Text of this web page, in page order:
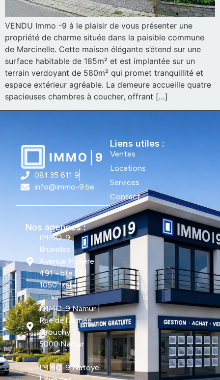
VENDU Immo -9 à le plaisir de vous présenter une
propriété de charme située dans la paisible commune
de Marcinelle. Cette maison élégante s’étend sur une
surface habitable de 185m² et est implantée sur un
terrain verdoyant de 580m² qui promet tranquillité et
espace extérieur agréable. La demeure accueille quatre
spacieuses chambres à coucher, offrant […]
081 35 611 9
info@immo-9.be
Nos agences :
IMMO-9
Bruxelles |
Avenue Molière
491 - bte 12 |
1050 Ixelles
IMMO-9 Namur |
Rue de l'Armée
Grouchy 1 |
5000 Namur
IMMO-9 Natoye
Liens utiles :
Ventes
Locations
Services
Contact